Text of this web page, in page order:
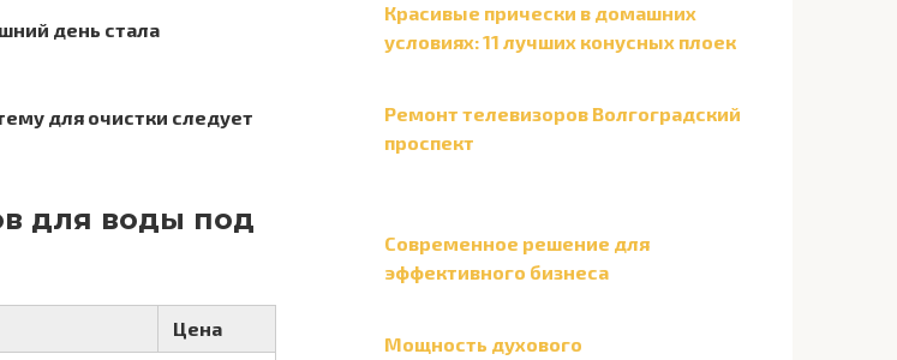
день стала
для очистки следует
для воды под
Цена
Красивые прически в домашних
условиях: 11 лучших конусных плоек
Ремонт телевизоров Волгоградский
проспект
Современное решение для
эффективного бизнеса
Мощность духового